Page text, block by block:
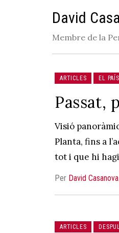
David
Membre de la
ARTICLES EL
Passat,
Visió
Planta, fins a
tot i que hi
Per David Casanova
ARTICLES